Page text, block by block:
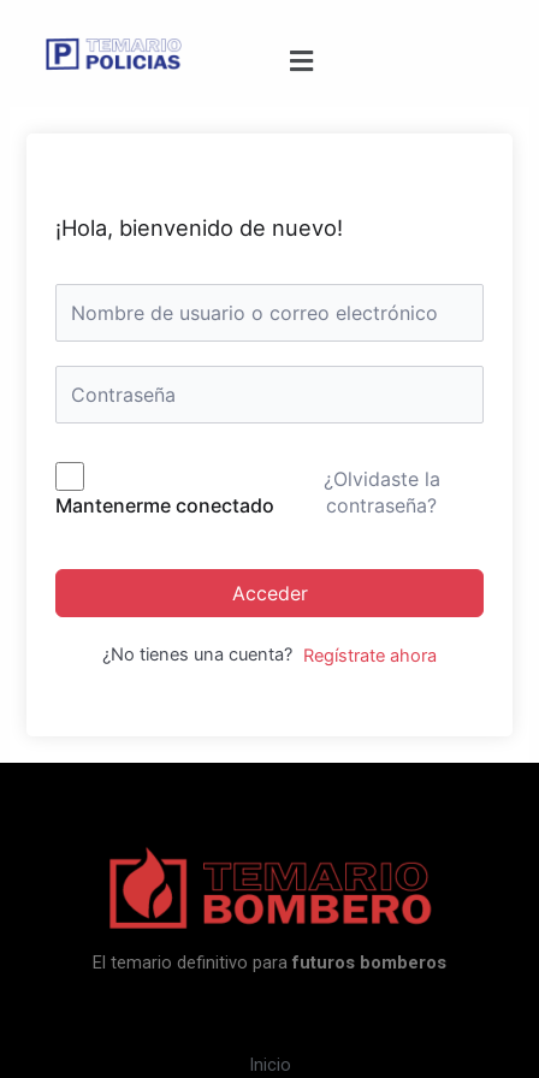
¡Hola, bienvenido de nuevo!
Mantenerme conectado
¿Olvidaste la
contraseña?
Acceder
¿No tienes una cuenta? Regístrate ahora
El temario definitivo para futuros bomberos
Inicio